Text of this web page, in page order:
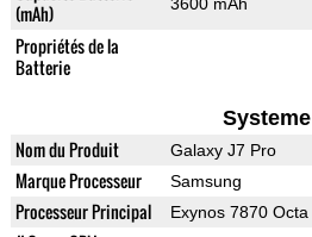
(mAh)
Propriétés de la
Batterie
Systeme
Nom du Produit Galaxy J7 Pro
Marque Processeur Samsung
Processeur Principal Exynos 7870 Octa